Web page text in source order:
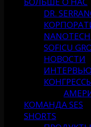
DR.
NANOTECH
SOFICU
НОВОСТИ
ИНТЕРВЬЮ
КОМАНДА SES
SHORTS